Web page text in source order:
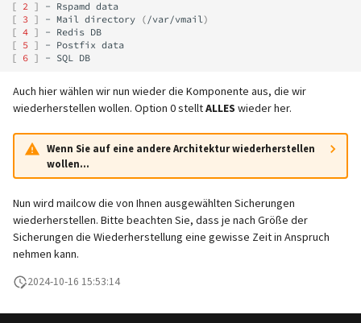
[ 2 ] - Rspamd
[ 3 ] - Mail directory ( /var/vmail)
[ 4 ] - Redis
[ 5 ] - Postfix
[ 6 ] - SQL
Auch hier wählen wir nun wieder die Komponente aus, die wir
wiederherstellen wollen. Option 0 stelltALLES wieder her.
Wenn Sie auf eine andere Architektur wiederherstellen
wollen...
Nun wird mailcow die von Ihnen ausgewählten Sicherungen
wiederherstellen. Bitte beachten Sie, dass je nach Größe der
Sicherungen die Wiederherstellung eine gewisse Zeit in Anspruch
nehmen kann.
2024-10-16 15:53:14